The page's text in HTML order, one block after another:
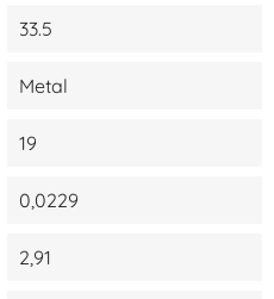
33.5
Metal
19
0,0229
2,91